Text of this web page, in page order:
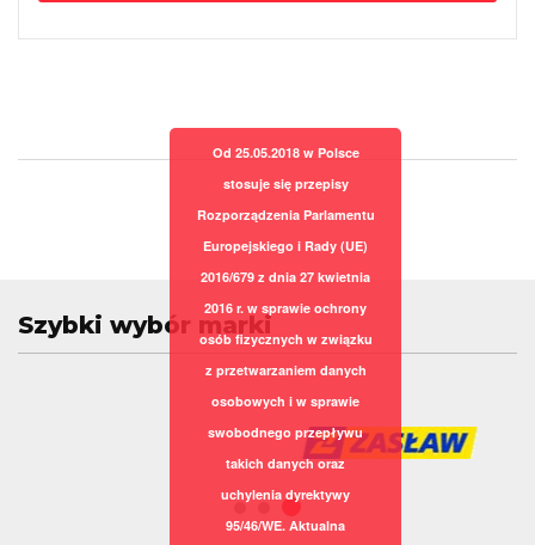
Szybki wybór marki
Od 25.05.2018 w Polsce
stosuje się przepisy
Rozporządzenia Parlamentu
Europejskiego i Rady (UE)
2016/679 z dnia 27 kwietnia
2016 r. w sprawie ochrony
osób fizycznych w związku
z przetwarzaniem danych
osobowych i w sprawie
swobodnego przepływu
takich danych oraz
uchylenia dyrektywy
95/46/WE. Aktualna